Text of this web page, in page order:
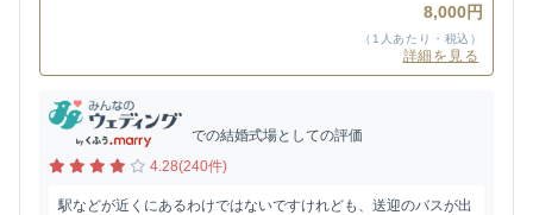
8,000円
（1人あたり・税込）
詳細を見る
での結婚式場としての評価
4.28(240件)
駅などが近くにあるわけではないですけれども、送迎のバスが出